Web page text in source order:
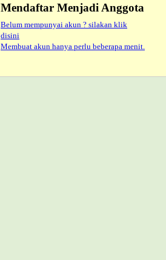
Mendaftar Menjadi Anggota
Belum mempunyai akun ? silakan klik
disini
Membuat akun hanya perlu beberapa menit.